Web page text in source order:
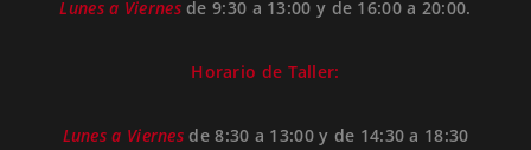
Lunes a Viernesde 9:30 a 13:00 y de 16:00 a 20:00.
Horario de Taller:
Lunes a Viernes de 8:30 a 13:00 y de 14:30 a 18:30